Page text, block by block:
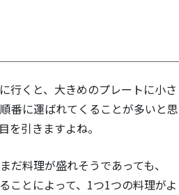
行くと、大きめのプレートに小さ
番に運ばれてくることが多いと思
を引きますよね。
だ料理が盛れそうであっても、
ことによって、1つ1つの料理がよ